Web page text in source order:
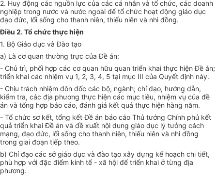
2. Huy động các nguồn lực của các cá nhân và tổ chức, các doanh
nghiệp trong nước và nước ngoài để tổ chức hoạt động giáo dục
đạo đức, lối sống cho thanh niên, thiếu niên và nhi đồng.
Điều 2. Tổ chức thực hiện
1. Bộ Giáo dục và Đào tạo
a) Là cơ quan thường trực củaĐề án:
- Chủ trì, phối hợp các cơ quan hữu quan triển khai thực hiệnĐề án;
triển khai các nhiệm vụ 1, 2, 3, 4, 5 tại mục III của Quyết định này.
- Chịu trách nhiệm đôn đốc các bộ, ngành; chỉ đạo, hướng dẫn,
kiểm tra, các địa phương thực hiện các mục tiêu, nhiệm vụ của đề
án và tổng hợp báo cáo, đánh giá kết quả thực hiện hàng năm.
- Tổ chức sơ kết, tổng kếtĐề án báo cáo Thủ tướng Chính phủ kết
quả triển khaiĐề án và đề xuất nội dung giáo dục lý tưởng cách
mạng, đạo đức, lối sống cho thanh niên, thiếu niên và nhi đồng
trong giai đoạn tiếp theo.
b) Chỉ đạo các sở giáo dục và đào tạo xây dựng kế hoạch chi tiết,
phù hợp với đặc điểm kinh tế - xã hội để triển khai ở từng địa
phương.